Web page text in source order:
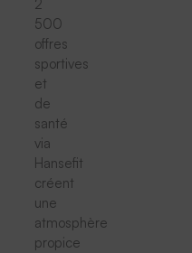
2
500
offres
sportives
et
de
santé
via
Hansefit
créent
une
atmosphère
propice